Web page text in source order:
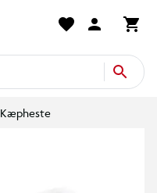
Kæpheste